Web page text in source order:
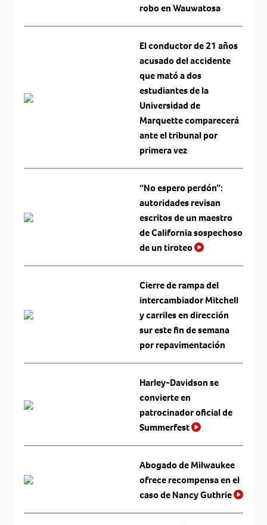
robo en Wauwatosa
El conductor de 21 años
acusado del accidente
que mató a dos
estudiantes de la
Universidad de
Marquette comparecerá
ante el tribunal por
primera vez
“No espero perdón”:
autoridades revisan
escritos de un maestro
de California sospechoso
de un tiroteo
Cierre de rampa del
intercambiador Mitchell
y carriles en dirección
sur este fin de semana
por repavimentación
Harley-Davidson se
convierte en
patrocinador oficial de
Summerfest
Abogado de Milwaukee
ofrece recompensa en el
caso de Nancy Guthrie